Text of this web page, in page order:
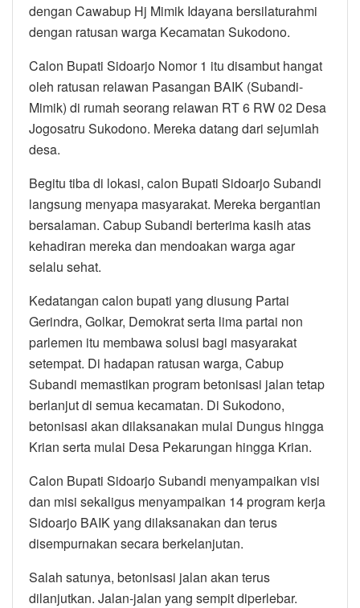
dengan Cawabup Hj Mimik Idayana bersilaturahmi
dengan ratusan warga Kecamatan Sukodono.
Calon Bupati Sidoarjo Nomor 1 itu disambut hangat
oleh ratusan relawan Pasangan BAIK (Subandi-
Mimik) di rumah seorang relawan RT 6 RW 02 Desa
Jogosatru Sukodono. Mereka datang dari sejumlah
desa.
Begitu tiba di lokasi, calon Bupati Sidoarjo Subandi
langsung menyapa masyarakat. Mereka bergantian
bersalaman. Cabup Subandi berterima kasih atas
kehadiran mereka dan mendoakan warga agar
selalu sehat.
Kedatangan calon bupati yang diusung Partai
Gerindra, Golkar, Demokrat serta lima partai non
parlemen itu membawa solusi bagi masyarakat
setempat. Di hadapan ratusan warga, Cabup
Subandi memastikan program betonisasi jalan tetap
berlanjut di semua kecamatan. Di Sukodono,
betonisasi akan dilaksanakan mulai Dungus hingga
Krian serta mulai Desa Pekarungan hingga Krian.
Calon Bupati Sidoarjo Subandi menyampaikan visi
dan misi sekaligus menyampaikan 14 program kerja
Sidoarjo BAIK yang dilaksanakan dan terus
disempurnakan secara berkelanjutan.
Salah satunya, betonisasi jalan akan terus
dilanjutkan. Jalan-jalan yang sempit diperlebar.